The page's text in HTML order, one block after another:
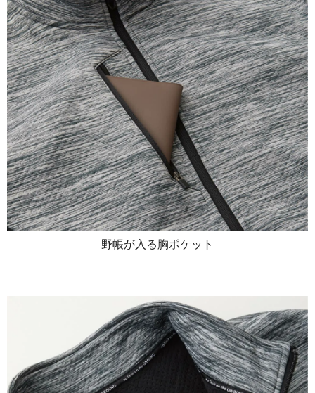
野帳が入る胸ポケット